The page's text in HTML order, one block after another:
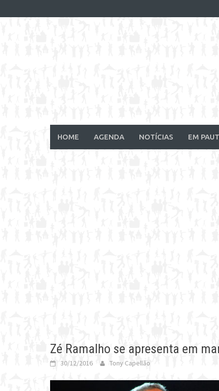
to
HOME AGENDA NOTÍCIAS EM
Zé Ramalho se apresenta em
30/12/2016 Tony Capellão